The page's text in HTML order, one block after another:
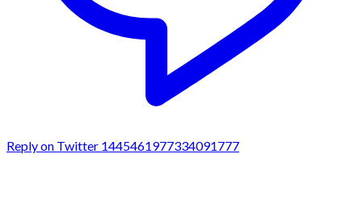
Reply on Twitter 1445461977334091777